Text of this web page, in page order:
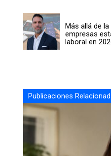
Más allá de
empresas
laboral en
Publicaciones